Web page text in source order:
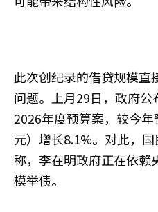
此次创纪录的借贷规模
问题。上月29日，政府
2026年度预算案，较今
元）增长8.1%。对此，
称，李在明政府正在依赖
模举债。